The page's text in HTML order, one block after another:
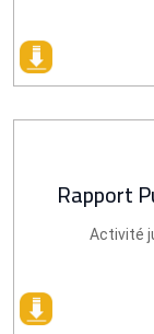
Rapport
Activité